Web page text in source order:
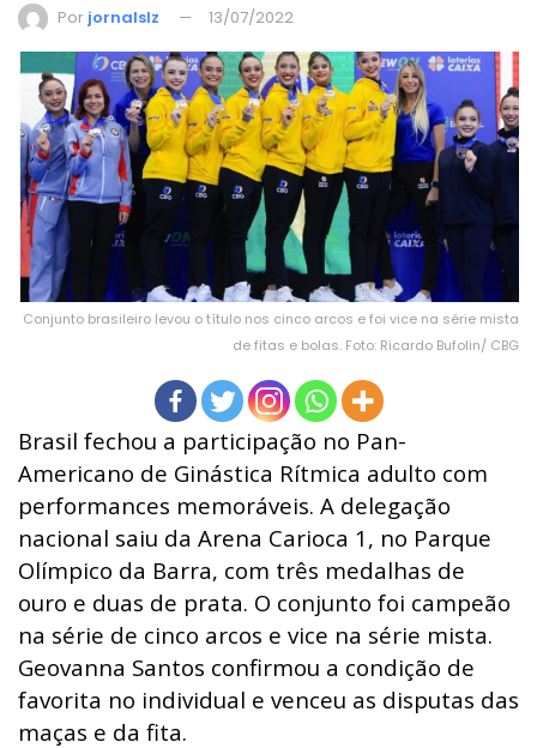
Por jornalslz 13/07/2022
Conjunto brasileiro levou o título nos cinco arcos e foi vice na série mista
de fitas e bolas. Foto: Ricardo Bufolin/ CBG
Brasil fechou a participação no Pan-
Americano de Ginástica Rítmica adulto com
performances memoráveis. A delegação
nacional saiu da Arena Carioca 1, no Parque
Olímpico da Barra, com três medalhas de
ouro e duas de prata. O conjunto foi campeão
na série de cinco arcos e vice na série mista.
Geovanna Santos confirmou a condição de
favorita no individual e venceu as disputas das
maças e da fita.